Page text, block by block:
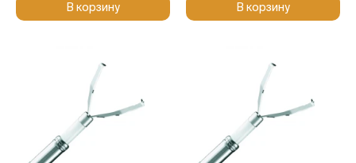
В корзину В корзину